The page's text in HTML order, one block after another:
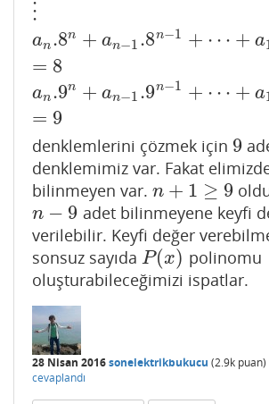
⋮
an .8n + an−1 .8n−1 + ⋯ + a
= 8
an .9n + an−1 .9n−1 + ⋯ + a
= 9
denklemlerini çözmek için 9
9
denklemimiz var. Fakat
bilinmeyen var. n + 1 ≥ 9
n+1≥ 9
n − 9
n−9
adet bilinmeyene keyfi
verilebilir. Keyfi değer
sonsuz sayıda P(x)
P(x)
polinomu
oluşturabileceğimizi ispatlar.
28 Nisan 2016sonelektrikbukucu (2.9k puan)
cevaplandı